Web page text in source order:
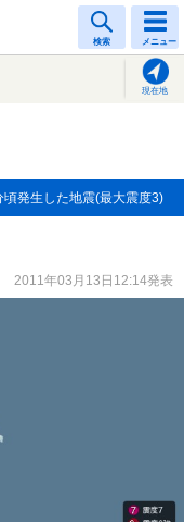
検索 メニュー
現在地
頃発生した地震(最大震度3)
2011年03月13日12:14発表